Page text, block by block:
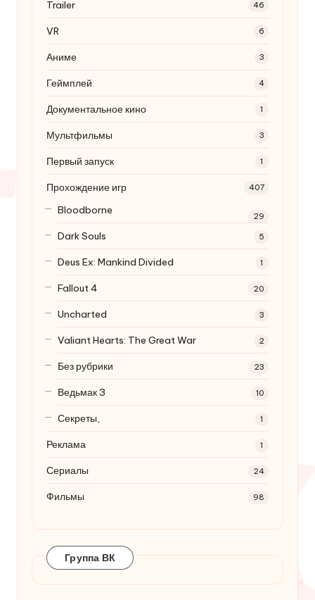
Trailer 46
VR 6
Аниме 3
Геймплей 4
Документальное кино 1
Мультфильмы 3
Первый запуск 1
Прохождение игр 407
Bloodborne 29
Dark Souls 5
Deus Ex: Mankind Divided 1
Fallout 4 20
Uncharted 3
Valiant Hearts: The Great War 2
Без рубрики 23
Ведьмак 3 10
Секреты, 1
Реклама 1
Сериалы 24
Фильмы 98
Группа ВК